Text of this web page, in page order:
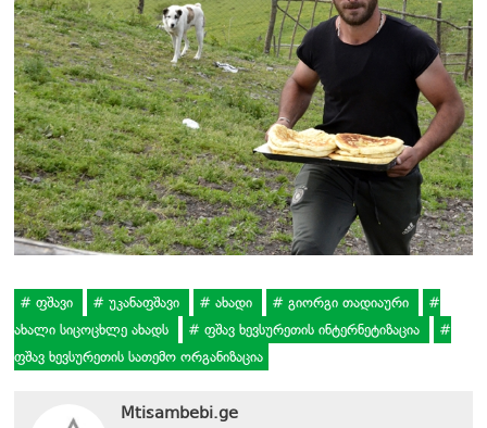
ფშავი უკანაფშავი ახადი
გიორგი თადიაური
ახალი სიცოცხლე ახადს
ფშავ ხევსურეთის ინტერნეტიზაცია
ფშავ ხევსურეთის სათემო ორგანიზაცია
Mtisambebi.ge